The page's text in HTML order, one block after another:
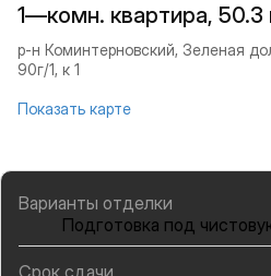
1—комн. квартира,
р-н Коминтерновский, Зеленая
90г/1, к 1
Показать карте
Варианты отделки
Подготовка под
Срок сдачи